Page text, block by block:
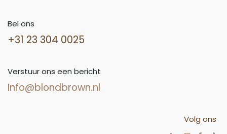
Bel ons
+31 23 304 0025
Verstuur ons een bericht
Info@blondbrown.nl
Volg ons